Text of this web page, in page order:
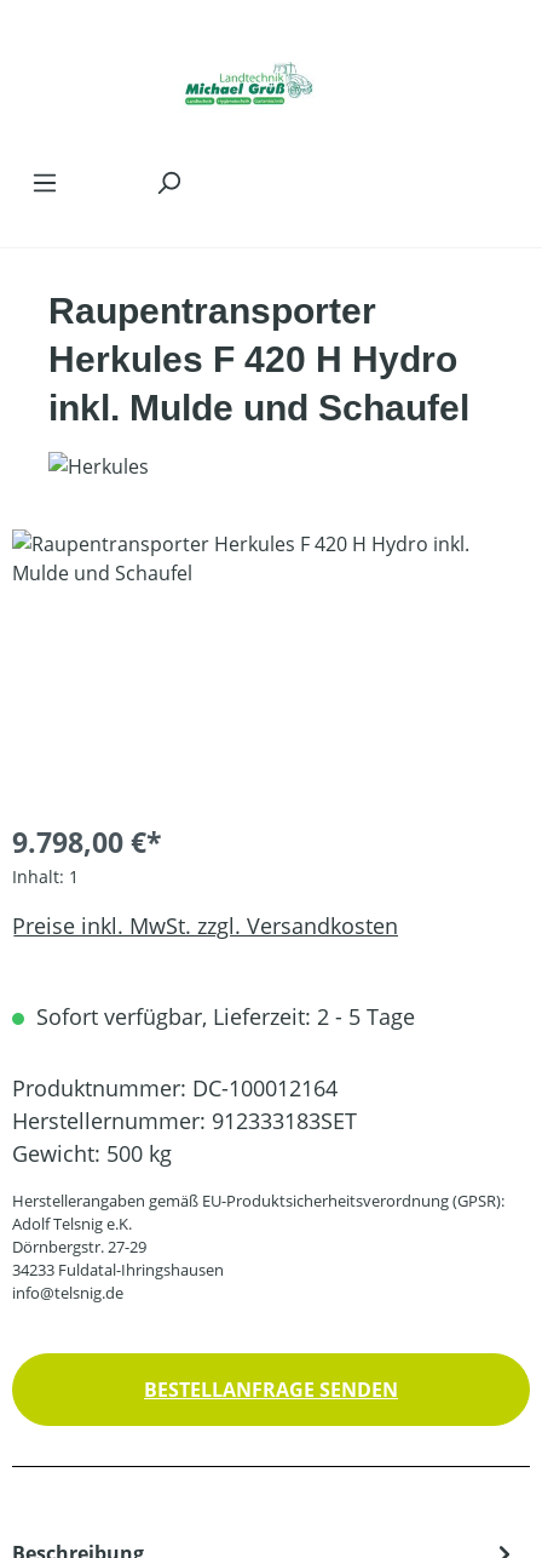
Raupentransporter
Herkules F 420 H Hydro
inkl. Mulde und Schaufel
Bildergalerie überspringen
9.798,00 €*
Inhalt: 1
Preise inkl. MwSt. zzgl. Versandkosten
Sofort verfügbar, Lieferzeit: 2 - 5 Tage
Produktnummer: DC-100012164
Herstellernummer: 912333183SET
Gewicht: 500 kg
Herstellerangaben gemäß EU-Produktsicherheitsverordnung (GPSR):
Adolf Telsnig e.K.
Dörnbergstr. 27-29
34233 Fuldatal-Ihringshausen
info@telsnig.de
BESTELLANFRAGE SENDEN